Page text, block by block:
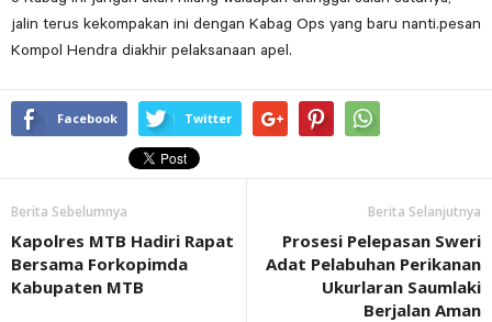
jalin terus kekompakan ini dengan Kabag Ops yang baru nanti.pesan
Kompol Hendra diakhir pelaksanaan apel.
Facebook Twitter
Berita Sebelumnya
Kapolres MTB Hadiri Rapat
Bersama Forkopimda
Kabupaten MTB
Berita Selanjutnya
Prosesi Pelepasan Sweri
Adat Pelabuhan Perikanan
Ukurlaran Saumlaki
Berjalan Aman